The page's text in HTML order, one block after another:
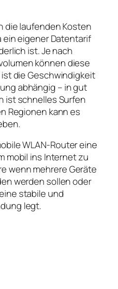
die laufenden Kosten
ein eigener Datentarif
ist. Je nach
können diese
die Geschwindigkeit
abhängig – in gut
ist schnelles Surfen
Regionen kann es
WLAN‑Router eine
mobil ins Internet zu
wenn mehrere Geräte
werden sollen oder
stabile und
legt.